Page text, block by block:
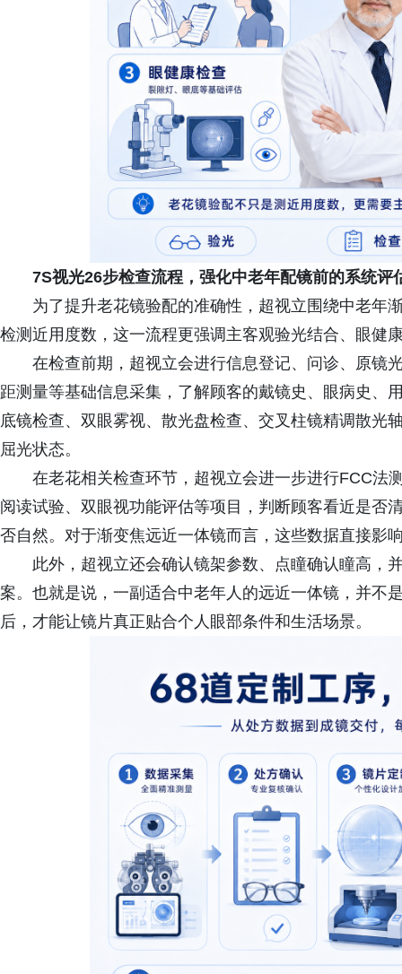
7S视光26步检查流程，强化中老年配镜前的系统评
为了提升老花镜验配的准确性，超视立围绕中老年
检测近用度数，这一流程更强调主客观验光结合、眼健
在检查前期，超视立会进行信息登记、问诊、原镜
距测量等基础信息采集，了解顾客的戴镜史、眼病史、
底镜检查、双眼雾视、散光盘检查、交叉柱镜精调散光
屈光状态。
在老花相关检查环节，超视立会进一步进行FCC法
阅读试验、双眼视功能评估等项目，判断顾客看近是否
否自然。对于渐变焦远近一体镜而言，这些数据直接影
此外，超视立还会确认镜架参数、点瞳确认瞳高，
案。也就是说，一副适合中老年人的远近一体镜，并不
后，才能让镜片真正贴合个人眼部条件和生活场景。